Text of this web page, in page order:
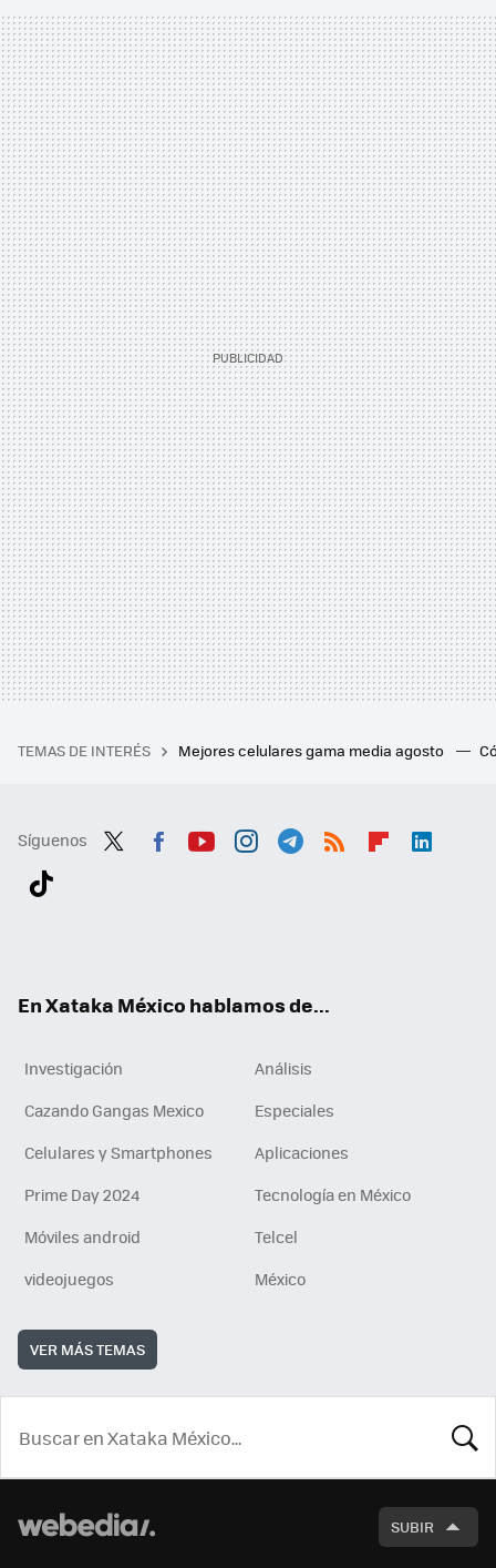
TEMAS DE INTERÉS Mejores celulares gama media agosto
Síguenos
En Xataka México hablamos de...
Investigación
Análisis
Cazando Gangas Mexico
Especiales
Celulares y Smartphones
Aplicaciones
Prime Day 2024
Tecnología en México
Móviles android
Telcel
videojuegos
México
VER MÁS TEMAS
SUBIR